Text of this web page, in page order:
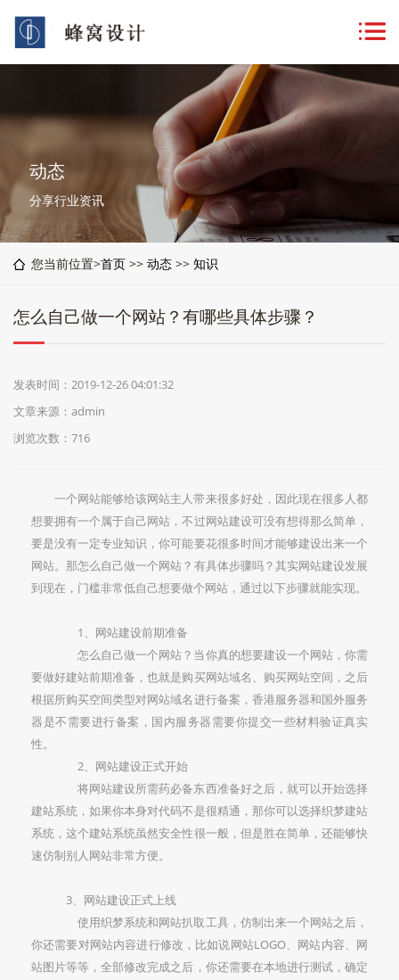
动态
分享行业资讯
您当前位置>首页 >> 动态 >> 知识
怎么自己做一个网站？有哪些具体步骤？
发表时间：2019-12-26 04:01:32
文章来源：admin
浏览次数：716
一个网站能够给该网站主人带来很多好处，因此现在很多人都
想要拥有一个属于自己网站，不过网站建设可没有想得那么简单，
要是没有一定专业知识，你可能要花很多时间才能够建设出来一个
网站。那怎么自己做一个网站？有具体步骤吗？其实网站建设发展
到现在，门槛非常低自己想要做个网站，通过以下步骤就能实现。
1、网站建设前期准备
怎么自己做一个网站？当你真的想要建设一个网站，你需
要做好建站前期准备，也就是购买网站域名、购买网站空间，之后
根据所购买空间类型对网站域名进行备案，香港服务器和国外服务
器是不需要进行备案，国内服务器需要你提交一些材料验证真实
性。
2、网站建设正式开始
将网站建设所需药必备东西准备好之后，就可以开始选择
建站系统，如果你本身对代码不是很精通，那你可以选择织梦建站
系统，这个建站系统虽然安全性很一般，但是胜在简单，还能够快
速仿制别人网站非常方便。
3、网站建设正式上线
使用织梦系统和网站扒取工具，仿制出来一个网站之后，
你还需要对网站内容进行修改，比如说网站LOGO、网站内容、网
站图片等等，全部修改完成之后，你还需要在本地进行测试，确定